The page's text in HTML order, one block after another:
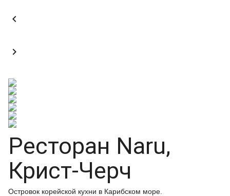


Ресторан Naru,
Крист-Черч
Островок корейской кухни в Карибском море.